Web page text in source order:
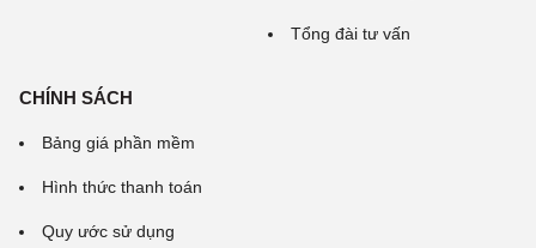
Tổng đài tư vấn
CHÍNH SÁCH
Bảng giá phần mềm
Hình thức thanh toán
Quy ước sử dụng